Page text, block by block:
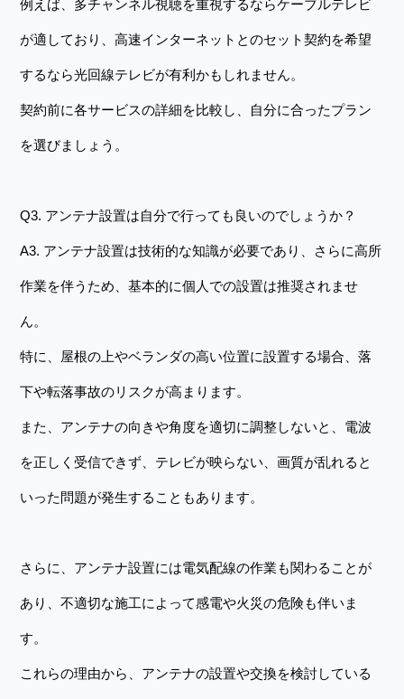
例えば、多チャンネル視聴を重視するならケーブルテレビ
が適しており、高速インターネットとのセット契約を希望
するなら光回線テレビが有利かもしれません。
契約前に各サービスの詳細を比較し、自分に合ったプラン
を選びましょう。
Q3. アンテナ設置は自分で行っても良いのでしょうか？
A3. アンテナ設置は技術的な知識が必要であり、さらに高所
作業を伴うため、基本的に個人での設置は推奨されませ
ん。
特に、屋根の上やベランダの高い位置に設置する場合、落
下や転落事故のリスクが高まります。
また、アンテナの向きや角度を適切に調整しないと、電波
を正しく受信できず、テレビが映らない、画質が乱れると
いった問題が発生することもあります。
さらに、アンテナ設置には電気配線の作業も関わることが
あり、不適切な施工によって感電や火災の危険も伴いま
す。
これらの理由から、アンテナの設置や交換を検討している